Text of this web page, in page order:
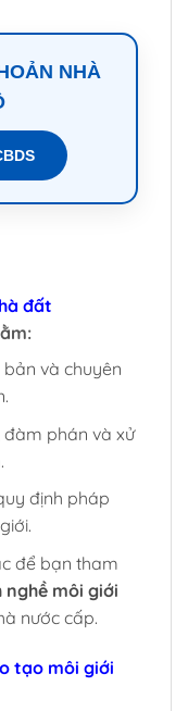
NHÀ
đất
và chuyên
đàm phán và xử
định pháp
để bạn tham
nghề môi giới
nước cấp.
tạo môi giới